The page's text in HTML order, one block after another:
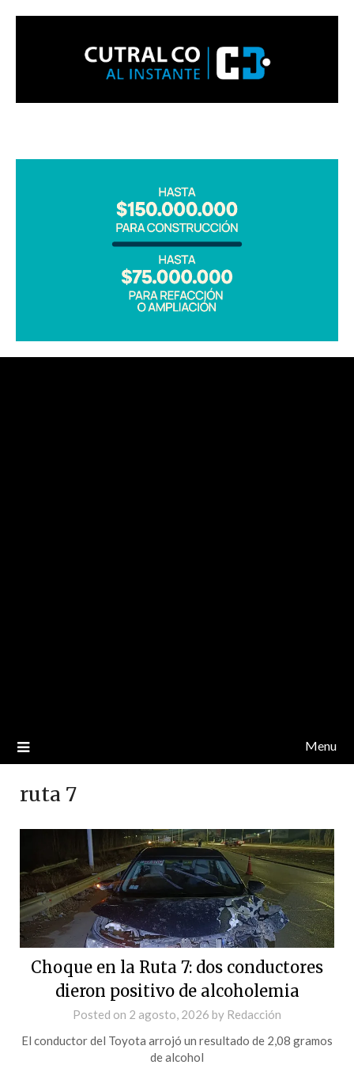
Menu
ruta 7
Choque en la Ruta 7: dos conductores
dieron positivo de alcoholemia
Posted on 2 agosto, 2026 by Redacción
El conductor del Toyota arrojó un resultado de 2,08 gramos
de alcohol